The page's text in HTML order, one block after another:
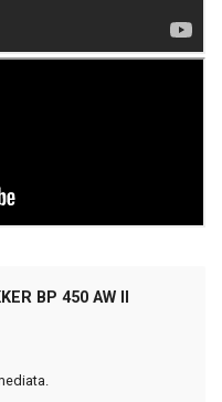
BP 450 AW II